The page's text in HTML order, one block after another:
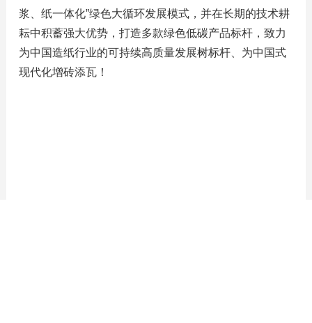
浆、纸一体化”绿色大循环发展模式，并在长期的技术耕
耘中积蓄强大优势，打造多款绿色低碳产品标杆，致力
为中国造纸行业的可持续高质量发展树标杆、为中国式
现代化增砖添瓦！